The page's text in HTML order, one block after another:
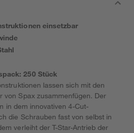
einsetzbar
250 Stück
lassen sich mit den
von Spax zusammenfügen. Der
in dem innovativen 4-Cut-
die Schrauben fast von selbst in
verleiht der T-Star-Antrieb der